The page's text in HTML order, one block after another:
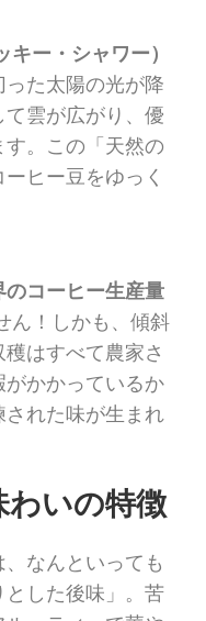
ー・シャワー）
た太陽の光が降
雲が広がり、優
。この「天然の
ヒー豆をゆっく
のコーヒー生産量
ん！しかも、傾斜
はすべて農家さ
かかっているか
された味が生まれ
わいの特徴
なんといっても
とした後味」。苦